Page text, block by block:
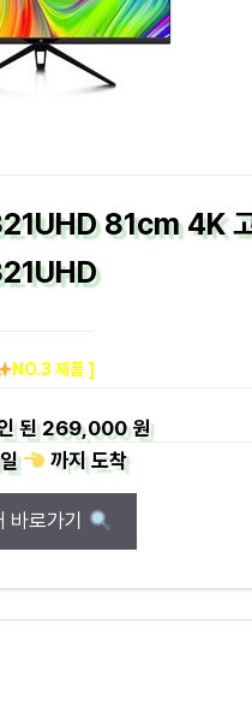
81cm 4K
NO.3 제품 ]
된269,000 원
까지도착
바로가기